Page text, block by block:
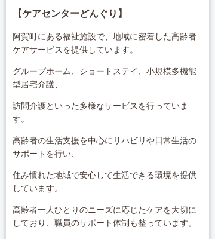
【ケアセンターどんぐり】
阿賀町にある福祉施設で、地域に密着した高齢者
ケアサービスを提供しています。
グループホーム、ショートステイ、小規模多機能
型居宅介護、
訪問介護といった多様なサービスを行っていま
す。
高齢者の生活支援を中心にリハビリや日常生活の
サポートを行い、
住み慣れた地域で安心して生活できる環境を提供
しています。
高齢者一人ひとりのニーズに応じたケアを大切に
しており、職員のサポート体制も整っています。